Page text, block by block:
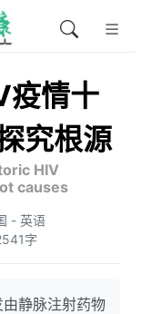
疫情十
究根源
HIV
causes
- 英语
字
静脉注射药物